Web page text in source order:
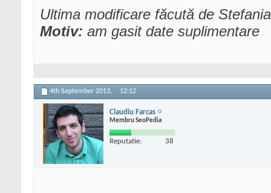
Ultima modificare făcută de
Motiv: am gasit date suplimentare
4th September 2013, 12:12
Claudiu Farcas
Membru SeoPedia
Reputatie: 38